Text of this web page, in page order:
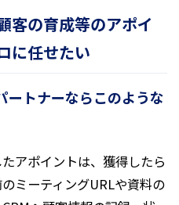
客の育成等のアポイ
に任せたい
ートナーならこのような
アポイントは、獲得したら
ミーティングURLや資料の